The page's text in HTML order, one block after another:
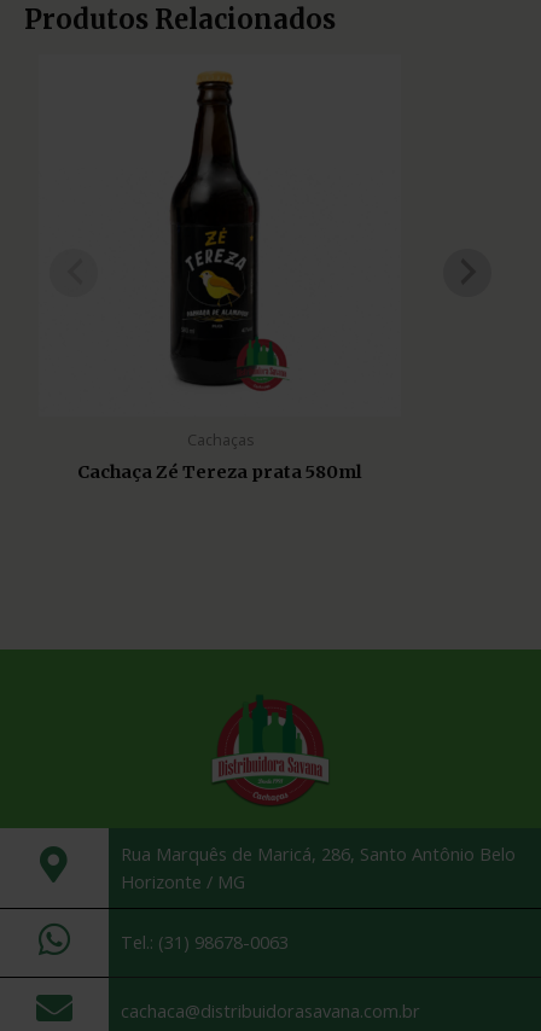
Produtos Relacionados
Cachaças
Cachaça Zé Tereza prata 580ml
Rua Marquês de Maricá, 286, Santo Antônio Belo
Horizonte / MG
Tel.: (31) 98678-0063
cachaca@distribuidorasavana.com.br